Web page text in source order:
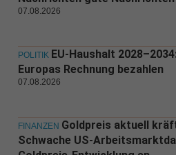
07.08.2026
POLITIK EU-Haushalt
Europas Rechnung bezahlen
07.08.2026
FINANZEN Goldpreis aktuell
Schwache US-